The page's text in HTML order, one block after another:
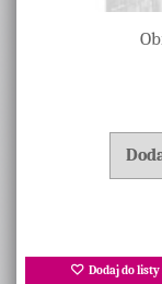
Dodaj do listy